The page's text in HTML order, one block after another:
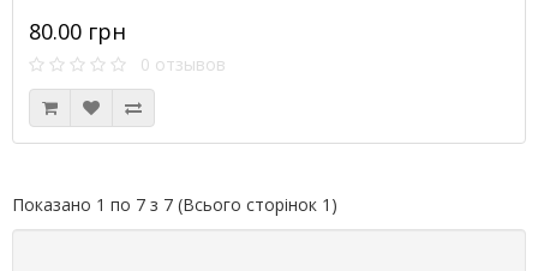
80.00 грн
0 отзывов
Показано 1 по 7 з 7 (Всього сторінок 1)